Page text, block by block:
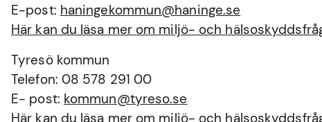
E-post: haningekommun@haninge.se
Här kan du läsa mer om miljö- och
Tyresö kommun
Telefon: 08 578 291 00
E- post: kommun@tyreso.se
Här kan du läsa mer om miljö- och